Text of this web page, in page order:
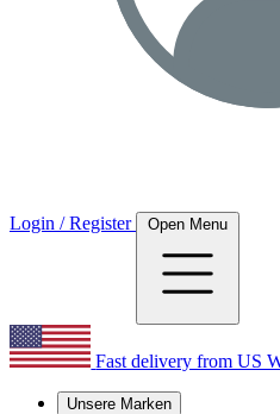
Login / Register Open Menu
Fast delivery from US
Unsere Marken